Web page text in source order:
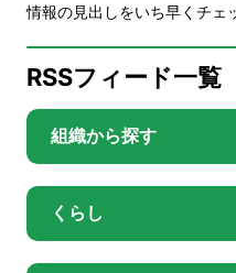
情報の見出しをいち早くチェ
RSSフィード一覧
組織から探す
くらし